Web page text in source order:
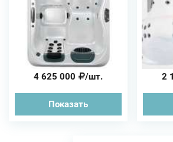
4 625 000 /шт.
Показать
2